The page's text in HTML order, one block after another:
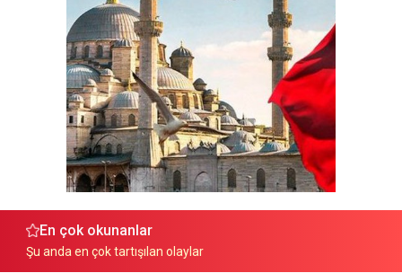
En çok okunanlar
Şu anda en çok tartışılan olaylar